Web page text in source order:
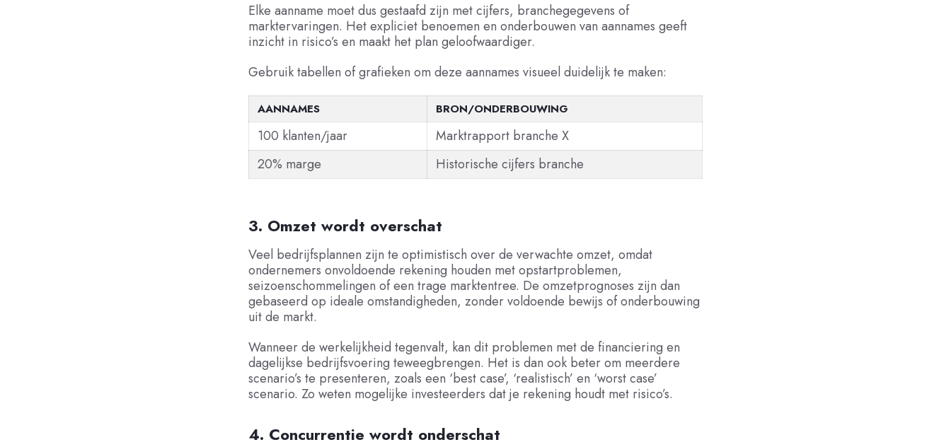
Elke aanname moet dus gestaafd zijn met cijfers, branchegegevens of
marktervaringen. Het expliciet benoemen en onderbouwen van aannames geeft
inzicht in risico’s en maakt het plan geloofwaardiger.
Gebruik tabellen of grafieken om deze aannames visueel duidelijk te maken:
AANNAMES BRON/ONDERBOUWING
100 klanten/jaar
Marktrapport branche X
20% marge
Historische cijfers branche
3. Omzet wordt overschat
Veel bedrijfsplannen zijn te optimistisch over de verwachte omzet, omdat
ondernemers onvoldoende rekening houden met opstartproblemen,
seizoenschommelingen of een trage marktentree. De omzetprognoses zijn dan
gebaseerd op ideale omstandigheden, zonder voldoende bewijs of onderbouwing
uit de markt.
Wanneer de werkelijkheid tegenvalt, kan dit problemen met de financiering en
dagelijkse bedrijfsvoering teweegbrengen. Het is dan ook beter om meerdere
scenario’s te presenteren, zoals een ‘best case’, ‘realistisch’ en ‘worst case’
scenario. Zo weten mogelijke investeerders dat je rekening houdt met risico’s.
4. Concurrentie wordt onderschat